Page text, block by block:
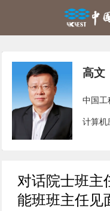
高文
中国工
计算机
对话院士班主
能班班主任见